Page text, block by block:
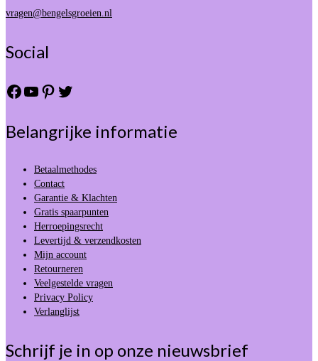
vragen@bengelsgroeien.nl
Social
Facebook
YouTube
Pinterest
Twitter
Belangrijke informatie
Betaalmethodes
Contact
Garantie & Klachten
Gratis spaarpunten
Herroepingsrecht
Levertijd & verzendkosten
Mijn account
Retourneren
Veelgestelde vragen
Privacy Policy
Verlanglijst
Schrijf je in op onze nieuwsbrief